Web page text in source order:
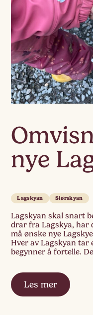
nye
Lagskyan Slørskyan
Lagskyan skal snart
drar fra Lagskya, har
må ønske nye
Hver av Lagskyan tar
begynner å fortelle.
Les mer